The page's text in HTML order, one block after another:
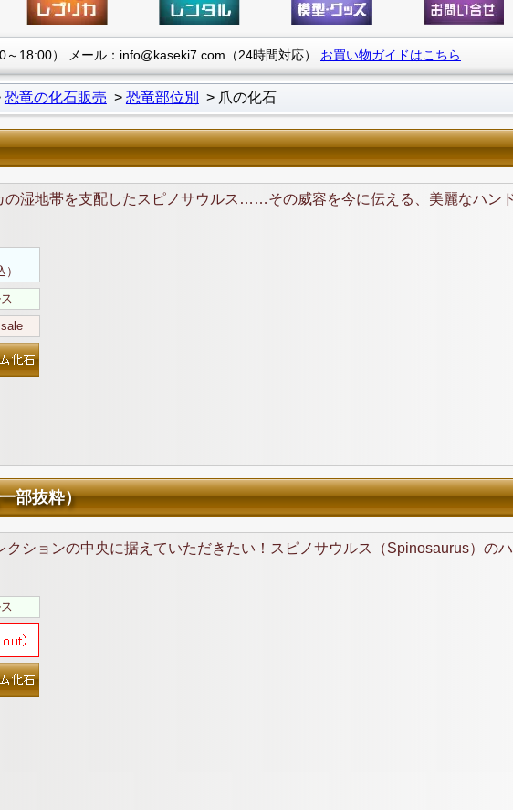
18:00） メール：info@kaseki7.com（24時間対応） お買い物ガイドはこちら
恐竜の化石販売 恐竜部位別 爪の化石
の湿地帯を支配したスピノサウルス……その威容を今に伝える、美麗なハン
部抜粋）
ションの中央に据えていただきたい！スピノサウルス（Spinosaurus）のハ